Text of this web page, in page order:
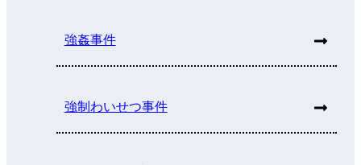
強姦事件
強制わいせつ事件